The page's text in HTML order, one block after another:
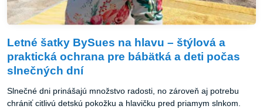
Letné šatky BySues na hlavu – štýlová a
praktická ochrana pre bábätká a deti počas
slnečných dní
Slnečné dni prinášajú množstvo radosti, no zároveň aj potrebu
chrániť citlivú detskú pokožku a hlavičku pred priamym slnkom.